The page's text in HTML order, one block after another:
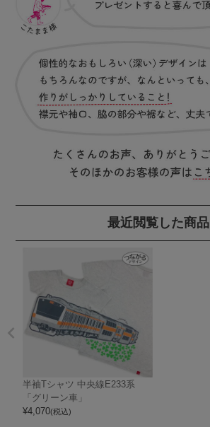
最近閲覧した商品
半袖Tシャツ 中央線E233系
「グリーン車」
¥4,070(税込)